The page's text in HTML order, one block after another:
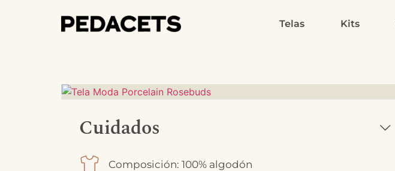
Telas Kits
Cuidados
Composición: 100% algodón